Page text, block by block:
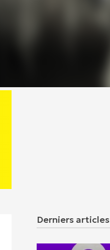
Derniers articles